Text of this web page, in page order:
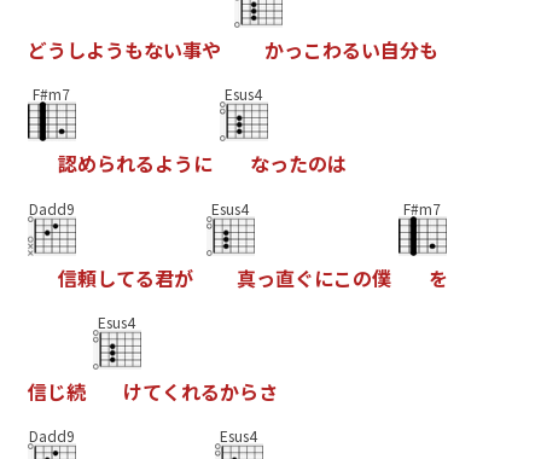
どう しようもない事や かっこわるい自分も
F#m7
認められるよう に
Esus4
なったのは
Dadd9
信頼してる君が
Esus4
真っ直ぐにこの僕
F#m7
を
信じ続
Esus4
けてく れるからさ
Dadd9 Esus4